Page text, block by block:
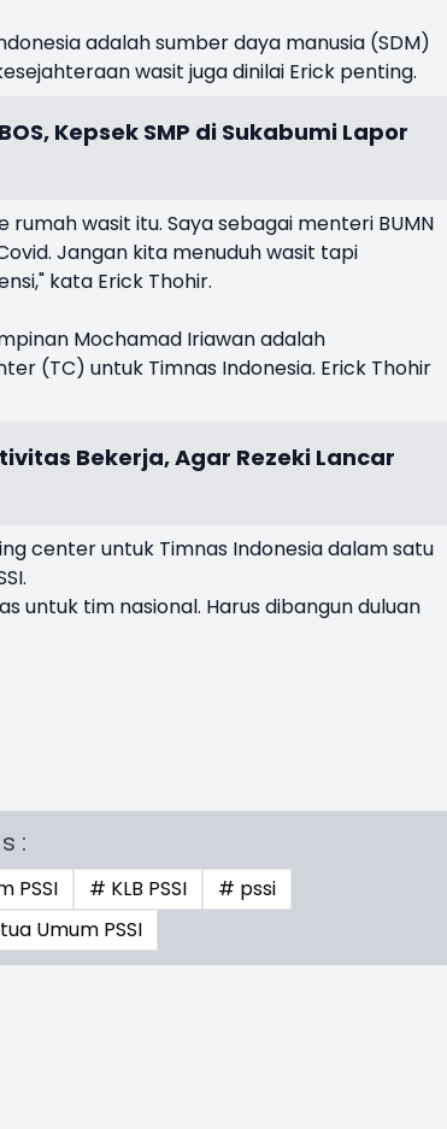
adalah sumber daya manusia (SDM)
wasit juga dinilai Erick penting.
Kepsek SMP di Sukabumi Lapor
wasit itu. Saya sebagai menteri BUMN
Jangan kita menuduh wasit tapi
kata Erick Thohir.
Mochamad Iriawan adalah
(TC) untuk Timnas Indonesia. Erick Thohir
Bekerja, Agar Rezeki Lancar
center untuk Timnas Indonesia dalam satu
untuk tim nasional. Harus dibangun duluan
:
PSSI # KLB PSSI
# pssi
Umum PSSI